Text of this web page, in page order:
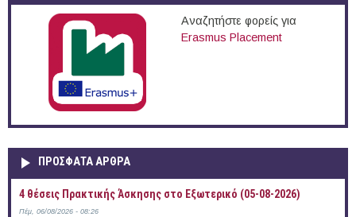
Αναζητήστε φορείς για
Erasmus Placement
ΠΡOΣΦΑΤΑ AΡΘΡΑ
4 θέσεις Πρακτικής Άσκησης στο Εξωτερικό (05-08-2026)
Πέμ, 06/08/2026 - 08:26